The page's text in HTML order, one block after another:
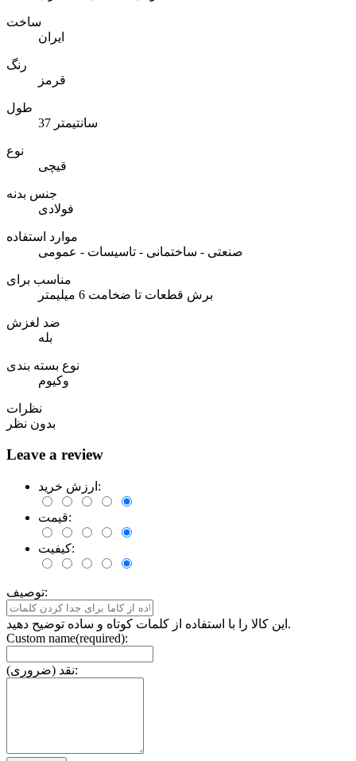
ساخت
ایران
رنگ
قرمز
طول
37 سانتیمتر
نوع
قیچی
جنس بدنه
فولادی
موارد استفاده
صنعتی - ساختمانی - تاسیسات - عمومی
مناسب برای
برش قطعات تا ضخامت 6 میلیمتر
ضد لغزش
بله
نوع بسته بندی
وکیوم
نظرات
بدون نظر
Leave a review
ارزش خرید:
قیمت:
کیفیت:
توصیف:
این کالا را با استفاده از کلمات کوتاه و ساده توضیح دهید.
Custom name(required):
نقد (ضروری):